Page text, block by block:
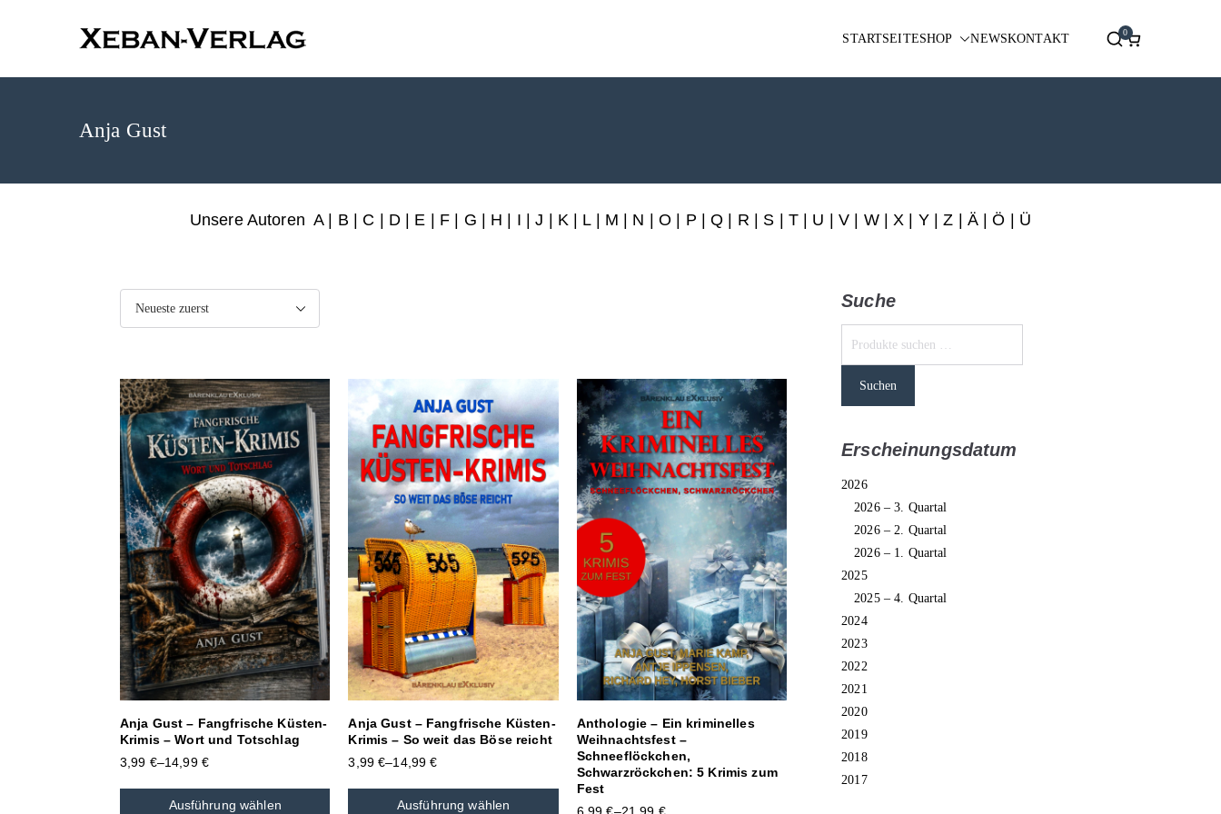
STARTSEITESHOP NEWSKONTAKT 0
Anja Gust
Unsere AutorenA| B C D E F G H I |J K| L| M N |O P |Q R S T U V W|X Y|Z Ä| Ö | Ü
Anja Gust – Fangfrische Küsten-
Krimis – Wort und Totschlag
3,99 €–14,99 €
Ausführung wählen
Anja Gust – Fangfrische Küsten-
Krimis – So weit das Böse reicht
3,99€–14,99€
Ausführung wählen
Anthologie – Ein kriminelles
Weihnachtsfest –
Schneeflöckchen,
Schwarzröckchen: 5 Krimis zum
Fest
Suche
Suchen
Erscheinungsdatum
2026
2026 – 3. Quartal
2026 – 2. Quartal
2026 – 1. Quartal
2025
2025 – 4. Quartal
2024
2023
2022
2021
2020
2019
2018
2017